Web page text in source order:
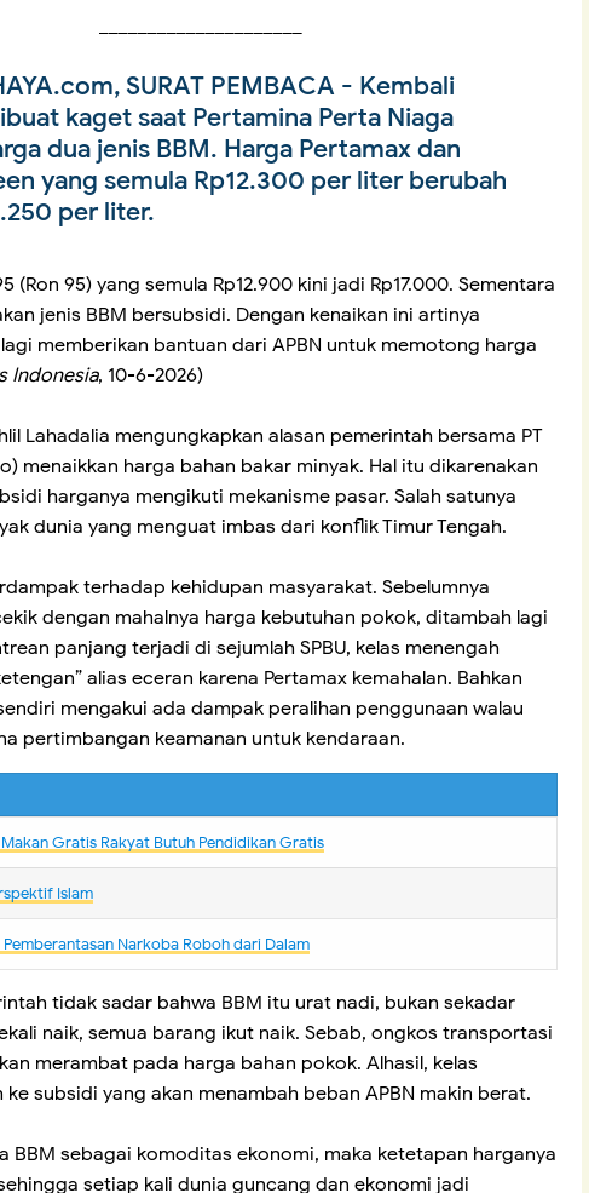
SURAT PEMBACA - Kembali
kaget saat Pertamina Perta Niaga
dua jenis BBM. Harga Pertamax dan
yang semula Rp12.300 per liter berubah
per liter.
(Ron 95) yang semula Rp12.900 kini jadi Rp17.000. Sementara
jenis BBM bersubsidi. Dengan kenaikan ini artinya
memberikan bantuan dari APBN untuk memotong harga
Indonesia, 10-6-2026)
Lahadalia mengungkapkan alasan pemerintah bersama PT
menaikkan harga bahan bakar minyak. Hal itu dikarenakan
harganya mengikuti mekanisme pasar. Salah satunya
dunia yang menguat imbas dari konflik Timur Tengah.
terhadap kehidupan masyarakat. Sebelumnya
dengan mahalnya harga kebutuhan pokok, ditambah lagi
panjang terjadi di sejumlah SPBU, kelas menengah
alias eceran karena Pertamax kemahalan. Bahkan
mengakui ada dampak peralihan penggunaan walau
pertimbangan keamanan untuk kendaraan.
Gratis Rakyat Butuh Pendidikan Gratis
Islam
Narkoba Roboh dari Dalam
tidak sadar bahwa BBM itu urat nadi, bukan sekadar
naik, semua barang ikut naik. Sebab, ongkos transportasi
merambat pada harga bahan pokok. Alhasil, kelas
ke subsidi yang akan menambah beban APBN makin berat.
BBM sebagai komoditas ekonomi, maka ketetapan harganya
setiap kali dunia guncang dan ekonomi jadi